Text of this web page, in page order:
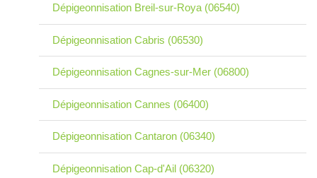
Dépigeonnisation Breil-sur-Roya (06540)
Dépigeonnisation Cabris (06530)
Dépigeonnisation Cagnes-sur-Mer (06800)
Dépigeonnisation Cannes (06400)
Dépigeonnisation Cantaron (06340)
Dépigeonnisation Cap-d'Ail (06320)